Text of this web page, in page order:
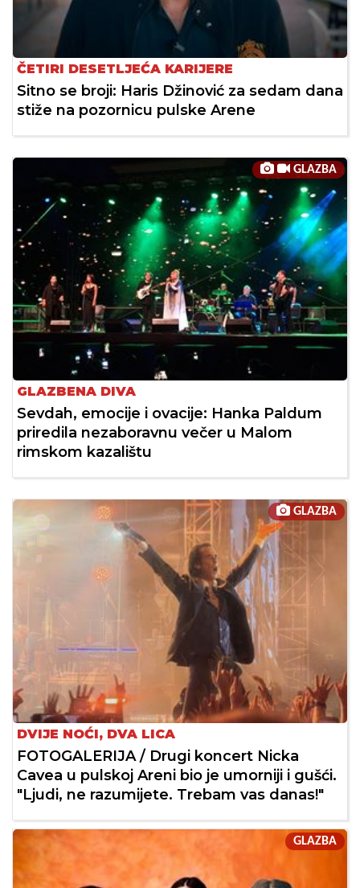
ČETIRI DESETLJEĆA KARIJERE
Sitno se broji: Haris Džinović za sedam dana
stiže na pozornicu pulske Arene
GLAZBA
GLAZBENA DIVA
Sevdah, emocije i ovacije: Hanka Paldum
priredila nezaboravnu večer u Malom
rimskom kazalištu
GLAZBA
DVIJE NOĆI, DVA LICA
FOTOGALERIJA / Drugi koncert Nicka
Cavea u pulskoj Areni bio je umorniji i gušći.
"Ljudi, ne razumijete. Trebam vas danas!"
GLAZBA